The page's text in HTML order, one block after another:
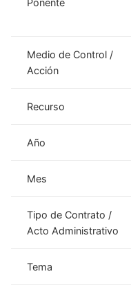
Medio de Control /
Acción
Recurso
Año
Mes
Tipo de Contrato /
Acto Administrativo
Tema